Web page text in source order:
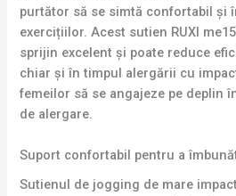
purtător să se simtă confortabil și
exercițiilor. Acest sutien RUXI
sprijin excelent și poate reduce
chiar și în timpul alergării cu
femeilor să se angajeze pe deplin
de alergare.
Suport confortabil pentru a
Sutienul de jogging de mare